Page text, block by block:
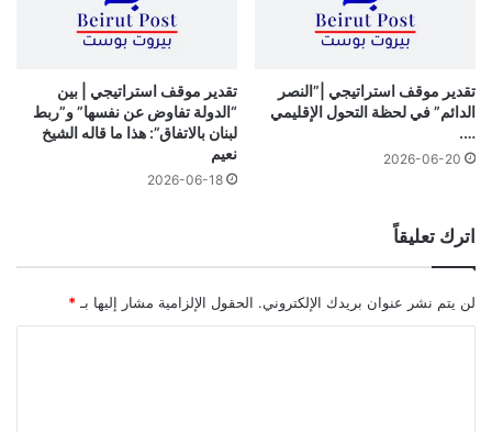
تقدير موقف استراتيجي |”النصر
الدائم” في لحظة التحول الإقليمي
….
2026-06-20
تقدير موقف استراتيجي | بين
“الدولة تفاوض عن نفسها” و”ربط
لبنان بالاتفاق”: هذا ما قاله الشيخ
نعيم
2026-06-18
اترك تعليقاً
لن يتم نشر عنوان بريدك الإلكتروني. الحقول الإلزامية مشار إليها بـ *